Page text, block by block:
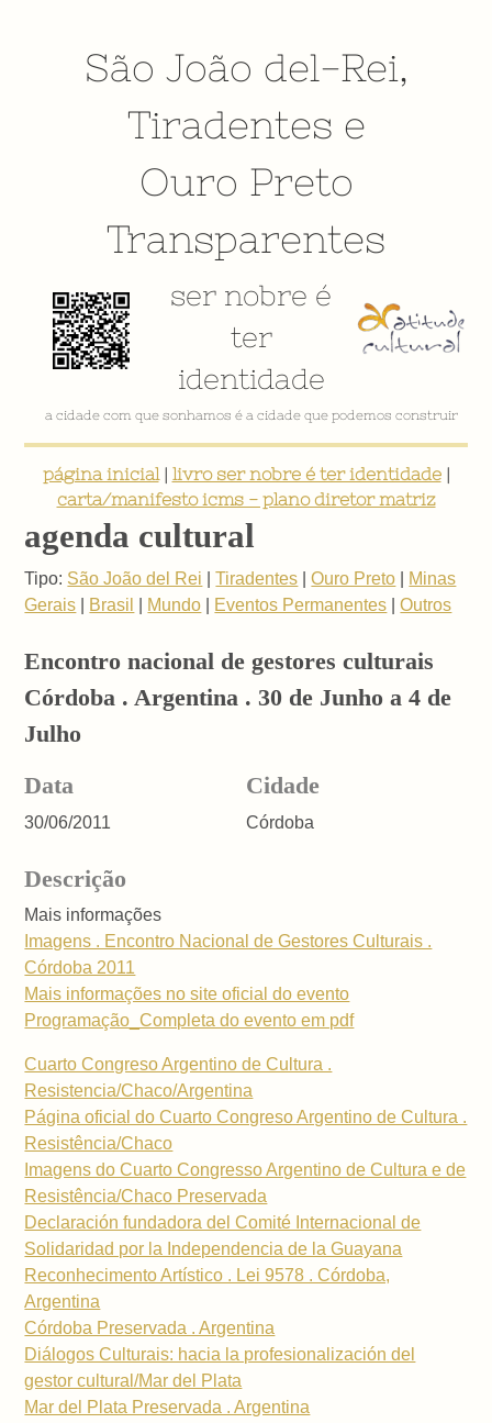
São João del-Rei,
Tiradentes e
Ouro Preto
Transparentes
ser nobre é
ter
identidade
a cidade com que sonhamos é a cidade que podemos construir
página inicial| livro ser nobre é ter identidade|
carta/manifesto icms - plano diretor matriz
agenda cultural
Tipo: São João del Rei |Tiradentes |Ouro Preto
Minas
Gerais
Brasil Mundo Eventos Permanentes |Outros
Encontro nacional de gestores culturais
Córdoba . Argentina . 30 de Junho a 4 de
Julho
Data
30/06/2011
Cidade
Córdoba
Descrição
Mais informações
Imagens . Encontro Nacional de Gestores Culturais .
Córdoba 2011
Mais informações no site oficial do evento
Programação_Completa do evento em pdf
Cuarto Congreso Argentino de Cultura .
Resistencia/Chaco/Argentina
Página oficial do Cuarto Congreso Argentino de Cultura .
Resistência/Chaco
Imagens do Cuarto Congresso Argentino de Cultura e de
Resistência/Chaco Preservada
Declaración fundadora del Comité Internacional de
Solidaridad por la Independencia de la Guayana
Reconhecimento Artístico . Lei 9578 . Córdoba,
Argentina
Córdoba Preservada . Argentina
Diálogos Culturais: hacia la profesionalización del
gestor cultural/Mar del Plata
Mar del Plata Preservada . Argentina